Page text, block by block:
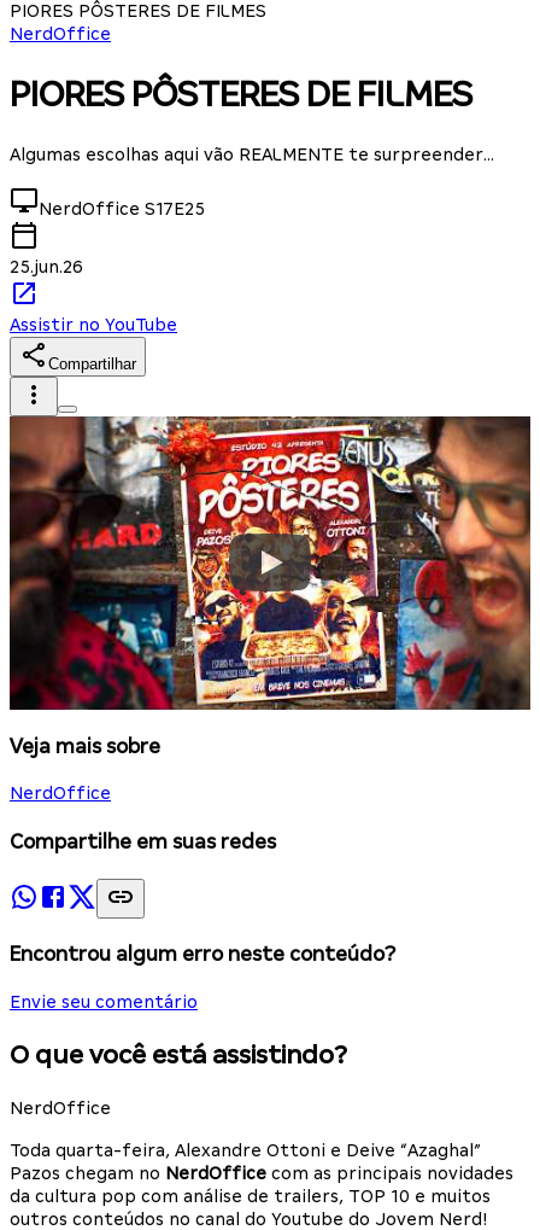
PIORES PÔSTERES DE FILMES
NerdOffice
PIORES PÔSTERES DE FILMES
Algumas escolhas aqui vão REALMENTE te surpreender...
NerdOffice S17E25
25.jun.26
Assistir no YouTube
Compartilhar
Veja mais sobre
NerdOffice
Compartilhe em suas redes
Encontrou algum erro neste conteúdo?
Envie seu comentário
O que você está assistindo?
NerdOffice
Toda quarta-feira, Alexandre Ottoni e Deive “Azaghal”
Pazos chegam no NerdOffice com as principais novidades
da cultura pop com análise de trailers, TOP 10 e muitos
outros conteúdos no canal do Youtube do Jovem Nerd!